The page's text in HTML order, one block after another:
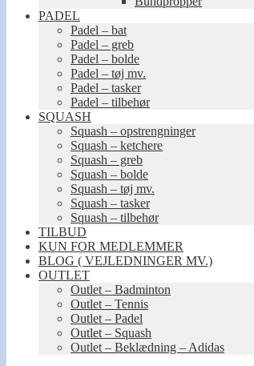
PADEL
Padel – bat
Padel – greb
Padel – bolde
Padel – tøj mv.
Padel – tasker
Padel – tilbehør
SQUASH
Squash – opstrengninger
Squash – ketchere
Squash – greb
Squash – bolde
Squash – tøj mv.
Squash – tasker
Squash – tilbehør
TILBUD
KUN FOR MEDLEMMER
BLOG ( VEJLEDNINGER MV.)
OUTLET
Outlet – Badminton
Outlet – Tennis
Outlet – Padel
Outlet – Squash
Outlet – Beklædning – Adidas